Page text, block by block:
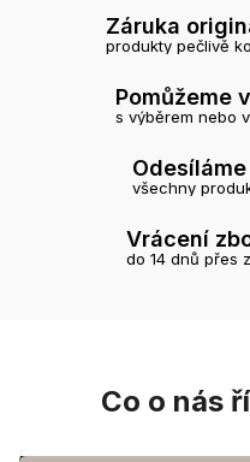
Záruka
produkty pečlivě
Pomůžeme
s výběrem nebo
všechny
Vrácení
do 14 dnů přes
Co o nás